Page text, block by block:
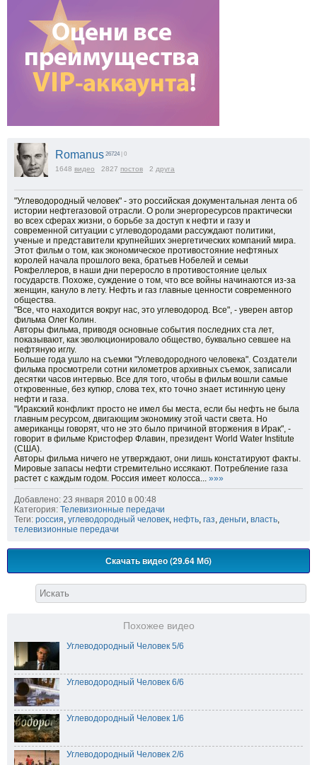
Romanus 26724 | 0
1648 видео 2827 постов 2 друга
"Углеводородный человек" - это российская документальная лента об
истории нефтегазовой отрасли. О роли энергоресурсов практически
во всех сферах жизни, о борьбе за доступ к нефти и газу и
современной ситуации с углеводородами рассуждают политики,
ученые и представители крупнейших энергетических компаний мира.
Этот фильм о том, как экономическое противостояние нефтяных
королей начала прошлого века, братьев Нобелей и семьи
Рокфеллеров, в наши дни переросло в противостояние целых
государств. Похоже, суждение о том, что все войны начинаются из-за
женщин, кануло в лету. Нефть и газ главные ценности современного
общества.
"Все, что находится вокруг нас, это углеводород. Все", - уверен автор
фильма Олег Колин.
Авторы фильма, приводя основные события последних ста лет,
показывают, как эволюционировало общество, буквально севшее на
нефтяную иглу.
Больше года ушло на съемки "Углеводородного человека". Создатели
фильма просмотрели сотни километров архивных съемок, записали
десятки часов интервью. Все для того, чтобы в фильм вошли самые
откровенные, без купюр, слова тех, кто точно знает истинную цену
нефти и газа.
"Иракский конфликт просто не имел бы места, если бы нефть не была
главным ресурсом, двигающим экономику этой части света. Но
американцы говорят, что не это было причиной вторжения в Ирак", -
говорит в фильме Кристофер Флавин, президент World Water Institute
(США).
Авторы фильма ничего не утверждают, они лишь констатируют факты.
Мировые запасы нефти стремительно иссякают. Потребление газа
растет с каждым годом. Россия имеет колосса... »»»
Добавлено: 23 января 2010 в 00:48
Категория: Телевизионные передачи
Теги: россия углеводородный человек нефть газ деньги власть
телевизионные передачи
Скачать видео (29.64 Мб)
Похожее видео
Углеводородный Человек 5/6
Углеводородный Человек 6/6
Углеводородный Человек 1/6
Углеводородный Человек 2/6